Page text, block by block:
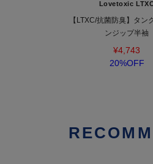
Lovetoxic
【LTXC/抗菌防臭】タン
ンジップ半袖
¥4,743
20%OFF